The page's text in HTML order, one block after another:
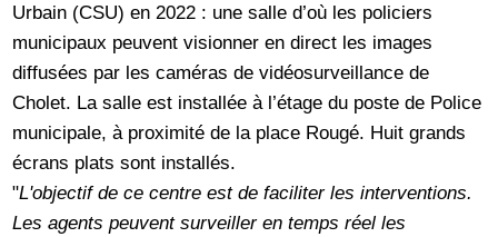
Urbain (CSU) en 2022 : une salle d’où les policiers
municipaux peuvent visionner en direct les images
diffusées par les caméras de vidéosurveillance de
Cholet. La salle est installée à l’étage du poste de Police
municipale, à proximité de la place Rougé. Huit grands
écrans plats sont installés.
"L'objectif de ce centre est de faciliter les interventions.
Les agents peuvent surveiller en temps réel les